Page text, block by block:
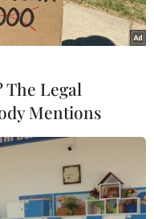
The Legal
Mentions